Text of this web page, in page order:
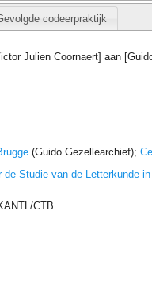
codeerpraktijk
Julien Coornaert] aan
(Guido Gezellearchief);
de Studie van de Letterkunde
CTB